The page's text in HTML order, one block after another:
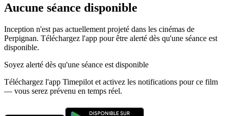
Aucune séance disponible
Inception n'est pas actuellement projeté dans les cinémas de
Perpignan. Téléchargez l'app pour être alerté dès qu'une séance est
disponible.
Soyez alerté dès qu'une séance est disponible
Téléchargez l'app Timepilot et activez les notifications pour ce film
— vous serez prévenu en temps réel.